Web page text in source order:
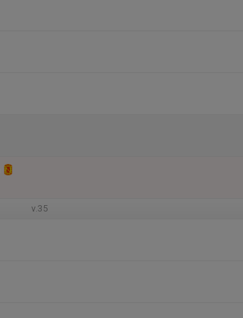
v.35